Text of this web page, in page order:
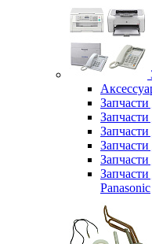
Запчасти
Panasonic